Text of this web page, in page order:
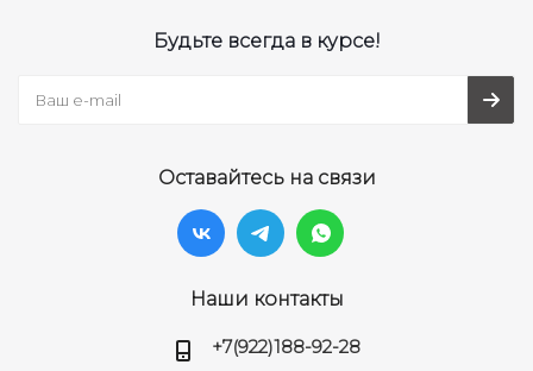
Будьте всегда в курсе!
Оставайтесь на связи
Наши контакты
+7(922)188-92-28